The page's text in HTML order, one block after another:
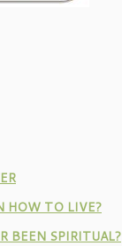
HOW TO LIVE?
BEEN SPIRITUAL?